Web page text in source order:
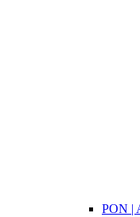
PON |